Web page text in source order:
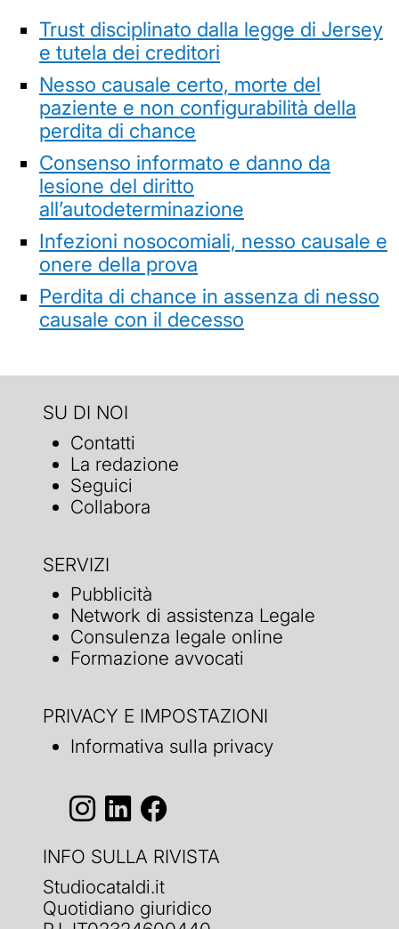
Trust disciplinato dalla legge di Jersey
e tutela dei creditori
Nesso causale certo, morte del
paziente e non configurabilità della
perdita di chance
Consenso informato e danno da
lesione del diritto
all’autodeterminazione
Infezioni nosocomiali, nesso causale e
onere della prova
Perdita di chance in assenza di nesso
causale con il decesso
SU DI NOI
Contatti
La redazione
Seguici
Collabora
SERVIZI
Pubblicità
Network di assistenza Legale
Consulenza legale online
Formazione avvocati
PRIVACY E IMPOSTAZIONI
Informativa sulla privacy
INFO SULLA RIVISTA
Studiocataldi.it
Quotidiano giuridico